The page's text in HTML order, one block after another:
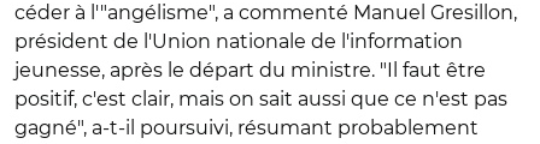
céder à l'"angélisme", a commenté Manuel Gresillon,
président de l'Union nationale de l'information
jeunesse, après le départ du ministre. "Il faut être
positif, c'est clair, mais on sait aussi que ce n'est pas
gagné", a-t-il poursuivi, résumant probablement